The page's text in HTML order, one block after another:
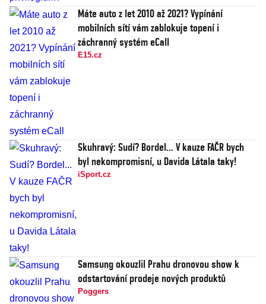
Máte auto z let 2010 až 2021? Vypínání
mobilních sítí vám zablokuje topení i
záchranný systém eCall
E15.cz
Skuhravý: Sudí? Bordel... V kauze FAČR bych
byl nekompromisní, u Davida Látala taky!
iSport.cz
Samsung okouzlil Prahu dronovou show k
odstartování prodeje nových produktů
Poggers